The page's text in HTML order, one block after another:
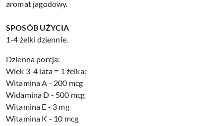
aromat jagodowy.
SPOSÓB UŻYCIA
1-4 żelki dziennie.
Dzienna porcja:
Wiek 3-4 lata = 1 żelka:
Witamina A - 200 mcg
Widamina D - 500 mcg
Witamina E - 3 mg
Witamina K - 10 mcg